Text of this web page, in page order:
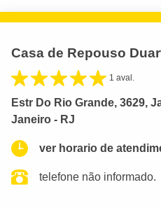
Casa de Repouso
1 aval.
Estr Do Rio Grande, 3629,
Janeiro - RJ
ver horario de
telefone não informado.